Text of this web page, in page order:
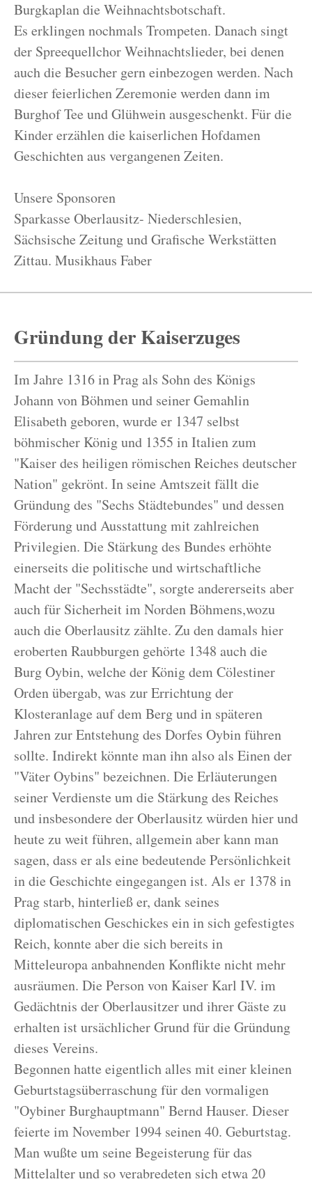
Burgkaplan die Weihnachtsbotschaft.
Es erklingen nochmals Trompeten. Danach singt
der Spreequellchor Weihnachtslieder, bei denen
auch die Besucher gern einbezogen werden. Nach
dieser feierlichen Zeremonie werden dann im
Burghof Tee und Glühwein ausgeschenkt. Für die
Kinder erzählen die kaiserlichen Hofdamen
Geschichten aus vergangenen Zeiten.
Unsere Sponsoren
Sparkasse Oberlausitz- Niederschlesien,
Sächsische Zeitung und Grafische Werkstätten
Zittau. Musikhaus Faber
Gründung der Kaiserzuges
Im Jahre 1316 in Prag als Sohn des Königs
Johann von Böhmen und seiner Gemahlin
Elisabeth geboren, wurde er 1347 selbst
böhmischer König und 1355 in Italien zum
"Kaiser des heiligen römischen Reiches deutscher
Nation" gekrönt. In seine Amtszeit fällt die
Gründung des "Sechs Städtebundes" und dessen
Förderung und Ausstattung mit zahlreichen
Privilegien. Die Stärkung des Bundes erhöhte
einerseits die politische und wirtschaftliche
Macht der "Sechsstädte", sorgte andererseits aber
auch für Sicherheit im Norden Böhmens,wozu
auch die Oberlausitz zählte. Zu den damals hier
eroberten Raubburgen gehörte 1348 auch die
Burg Oybin, welche der König dem Cölestiner
Orden übergab, was zur Errichtung der
Klosteranlage auf dem Berg und in späteren
Jahren zur Entstehung des Dorfes Oybin führen
sollte. Indirekt könnte man ihn also als Einen der
"Väter Oybins" bezeichnen. Die Erläuterungen
seiner Verdienste um die Stärkung des Reiches
und insbesondere der Oberlausitz würden hier und
heute zu weit führen, allgemein aber kann man
sagen, dass er als eine bedeutende Persönlichkeit
in die Geschichte eingegangen ist. Als er 1378 in
Prag starb, hinterließ er, dank seines
diplomatischen Geschickes ein in sich gefestigtes
Reich, konnte aber die sich bereits in
Mitteleuropa anbahnenden Konflikte nicht mehr
ausräumen. Die Person von Kaiser Karl IV. im
Gedächtnis der Oberlausitzer und ihrer Gäste zu
erhalten ist ursächlicher Grund für die Gründung
dieses Vereins.
Begonnen hatte eigentlich alles mit einer kleinen
Geburtstagsüberraschung für den vormaligen
"Oybiner Burghauptmann" Bernd Hauser. Dieser
feierte im November 1994 seinen 40. Geburtstag.
Man wußte um seine Begeisterung für das
Mittelalter und so verabredeten sich etwa 20